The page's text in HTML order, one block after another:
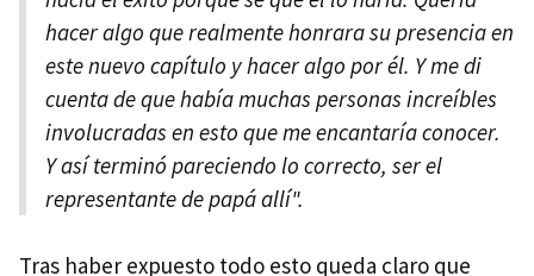
hacer algo que realmente honrara su presencia en
este nuevo capítulo y hacer algo por él. Y me di
cuenta de que había muchas personas increíbles
involucradas en esto que me encantaría conocer.
Y así terminó pareciendo lo correcto, ser el
representante de papá allí".
Tras haber expuesto todo esto queda claro que